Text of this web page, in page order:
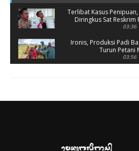
Terlibat Kasus
Diringkus Sat Reskrim
03:36
Ironis, Produksi Padi
Turun Petani
03:56
Polres Jembrana